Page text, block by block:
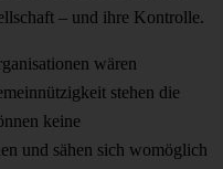
– und ihre Kontrolle.
wären
stehen die
keine
und sähen sich womöglich